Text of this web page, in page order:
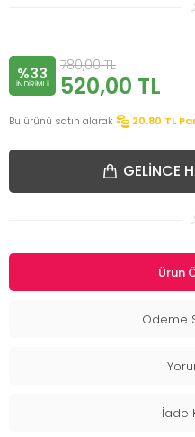
%33
INDIRIMLI
780,00TL
520,00 TL
Bu ürünü satın alarak
20.80 TL
GELINCE
Ürün
Ödeme
İade